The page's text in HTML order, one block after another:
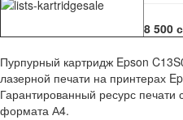
8 500
Пурпурный картридж Epson
лазерной печати на принтерах
Гарантированный ресурс печати
формата А4.